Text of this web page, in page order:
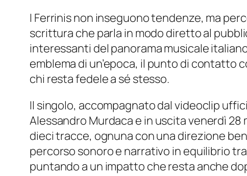
I Ferrinis non inseguono tendenze, ma
scrittura che parla in modo diretto al
interessanti del panorama musicale
emblema di un’epoca, il punto di contatto
chi resta fedele a sé stesso.
Il singolo, accompagnato dal videoclip
Alessandro Murdaca e in uscita venerdì
dieci tracce, ognuna con una direzione
percorso sonoro e narrativo in equilibrio
puntando a un impatto che resta anche